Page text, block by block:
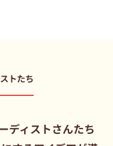
トたち
ディストさんたち